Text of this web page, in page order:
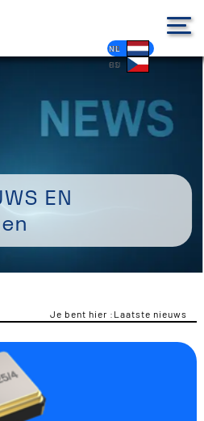
DE
EN
FR
ES
PL
IT
NL
HU
CS
en
Je bent hier : Laatste nieuws